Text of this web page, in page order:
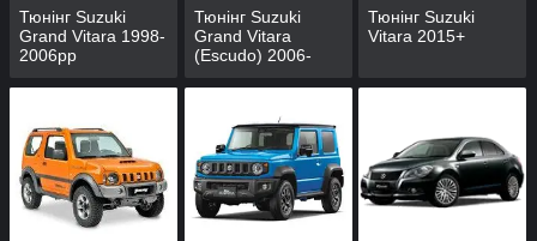
Тюнінг Suzuki
Grand Vitara 1998-
2006рр
Тюнінг Suzuki
Grand Vitara
(Escudo) 2006-
Тюнінг Suzuki
Vitara 2015+